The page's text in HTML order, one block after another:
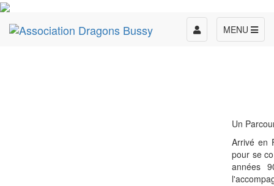
MENU
Toggle
navigation
Un
Arrivé en
pour se
années